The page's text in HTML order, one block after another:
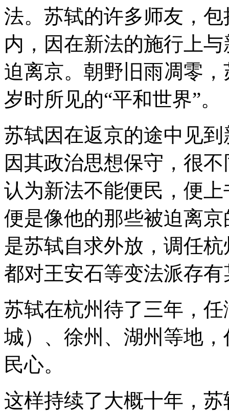
法。苏轼的许多师友，
内，因在新法的施行上
迫离京。朝野旧雨凋零
岁时所见的“平和世界”。
苏轼因在返京的途中见
因其政治思想保守，很
认为新法不能便民，便
便是像他的那些被迫离
是苏轼自求外放，调任
都对王安石等变法派存
苏轼在杭州待了三年，
城）、徐州、湖州等地
民心。
这样持续了大概十年，